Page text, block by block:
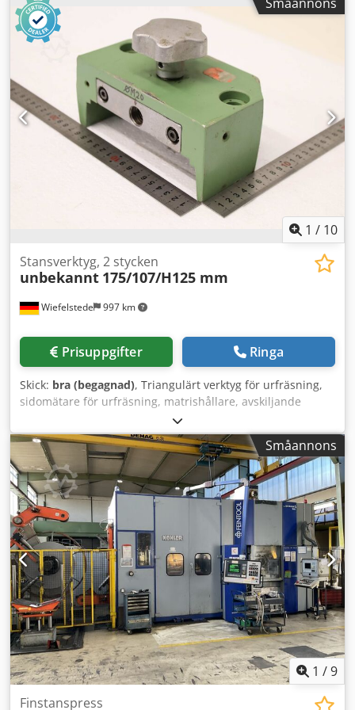
urfräsningsverktyg, verktyg för urfräsning Crodpfezr Hlzox
Aflef -Stansverktyg: Urfräsningsverktyg för profilstålssax
och plåtsax -Mått: se bilder -Dimensioner: Matris
240/90/H125 mm / Stans 200/85/H170 mm -Vikt: 33,9 kg
1 / 10
Wiefelstede 997 km
Stansverktyg, 2 stycken
unbekannt 175/107/H125 mm
Prisuppgifter Ringa
Skick: bra (begagnad), Triangulärt verktyg för urfräsning,
sidomätare för urfräsning, matrishållare, avskiljande
verktyg, stansverktyg, stans, stansmatris, verktyg för
urfräsning av hörn, stansverktyg, fyrkantigt verktyg för
urfräsning, urfräsningsverktyg, verktyg för urfräsning -
Stansverktyg: för profilstålsklippmaskin,
plattstålsklippmaskin, 2 st -Hålavstånd: 135 x Ø17 mm -
Mått: se bilder Cedszr Hlnspfx Aflerf -Leverans/pris:
komplett -Mått per styck: 175/107/H125 mm -Vikt: 6,1 kg/st
Småannons
1 /9
Finstanspress